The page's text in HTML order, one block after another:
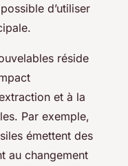
d’utiliser
réside
et à la
Par exemple,
émettent des
au changement